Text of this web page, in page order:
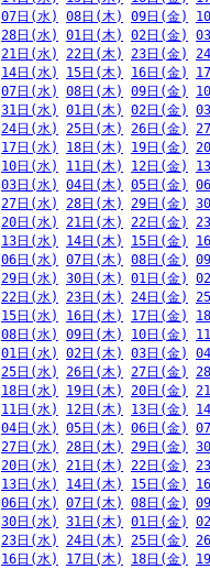
07日(水) 08日(木) 09日(金)
28日(水) 01日(木) 02日(金)
21日(水) 22日(木) 23日(金)
14日(水) 15日(木) 16日(金)
07日(水) 08日(木) 09日(金)
31日(水) 01日(木) 02日(金)
24日(水) 25日(木) 26日(金)
17日(水) 18日(木) 19日(金)
10日(水) 11日(木) 12日(金)
03日(水) 04日(木) 05日(金)
27日(水) 28日(木) 29日(金)
20日(水) 21日(木) 22日(金)
13日(水) 14日(木) 15日(金)
06日(水) 07日(木) 08日(金)
29日(水) 30日(木) 01日(金)
22日(水) 23日(木) 24日(金)
15日(水) 16日(木) 17日(金)
08日(水) 09日(木) 10日(金)
01日(水) 02日(木) 03日(金)
25日(水) 26日(木) 27日(金)
18日(水) 19日(木) 20日(金)
11日(水) 12日(木) 13日(金)
04日(水) 05日(木) 06日(金)
27日(水) 28日(木) 29日(金)
20日(水) 21日(木) 22日(金)
13日(水) 14日(木) 15日(金)
06日(水) 07日(木) 08日(金)
30日(水) 31日(木) 01日(金)
23日(水) 24日(木) 25日(金)
16日(水) 17日(木) 18日(金)